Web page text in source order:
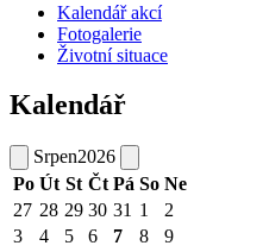
Kalendář akcí
Fotogalerie
Životní situace
Kalendář
Srpen2026
Po Út St Čt Pá So Ne
27 28 29 30 31 1
2
3
4 5 6 7 8
9